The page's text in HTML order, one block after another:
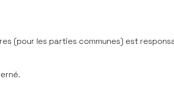
(pour les parties communes) est